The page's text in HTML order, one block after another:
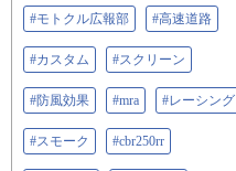
#モトクル広報部 #高速道路
#カスタム #スクリーン
#防風効果 #mra #レーシング
#スモーク #cbr250rr